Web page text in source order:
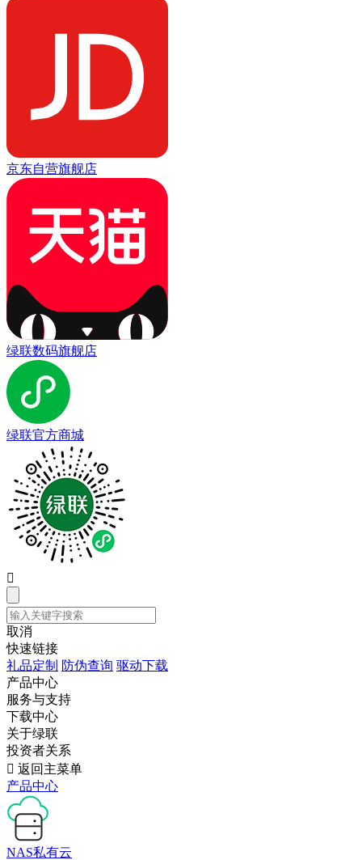
京东自营旗舰店
绿联数码旗舰店
绿联官方商城

取消
快速链接
礼品定制 防伪查询 驱动下载
产品中心
服务与支持
下载中心
关于绿联
投资者关系
 返回主菜单
产品中心
NAS私有云